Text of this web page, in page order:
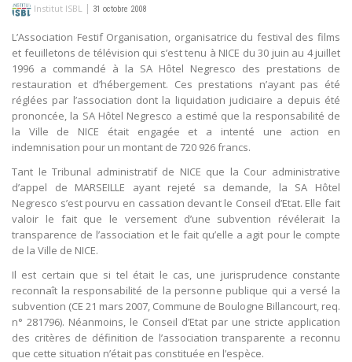
Institut ISBL | 31 octobre 2008
L’Association Festif Organisation, organisatrice du festival des films
et feuilletons de télévision qui s’est tenu à NICE du 30 juin au 4 juillet
1996 a commandé à la SA Hôtel Negresco des prestations de
restauration et d’hébergement. Ces prestations n’ayant pas été
réglées par l’association dont la liquidation judiciaire a depuis été
prononcée, la SA Hôtel Negresco a estimé que la responsabilité de
la Ville de NICE était engagée et a intenté une action en
indemnisation pour un montant de 720 926 francs.
Tant le Tribunal administratif de NICE que la Cour administrative
d’appel de MARSEILLE ayant rejeté sa demande, la SA Hôtel
Negresco s’est pourvu en cassation devant le Conseil d’Etat. Elle fait
valoir le fait que le versement d’une subvention révélerait la
transparence de l’association et le fait qu’elle a agit pour le compte
de la Ville de NICE.
Il est certain que si tel était le cas, une jurisprudence constante
reconnaît la responsabilité de la personne publique qui a versé la
subvention (CE 21 mars 2007, Commune de Boulogne Billancourt, req.
n° 281796). Néanmoins, le Conseil d’Etat par une stricte application
des critères de définition de l’association transparente a reconnu
que cette situation n’était pas constituée en l’espèce.